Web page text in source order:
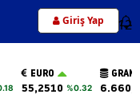
Giriş Yap 12
EURO
55,2510 %0.32